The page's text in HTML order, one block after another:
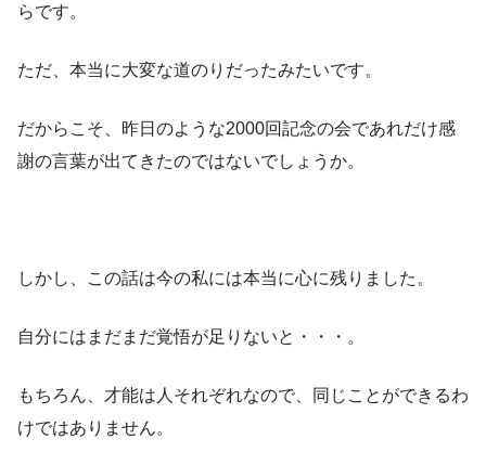
らです。
ただ、本当に大変な道のりだったみたいです。
だからこそ、昨日のような2000回記念の会であれだけ感
謝の言葉が出てきたのではないでしょうか。
しかし、この話は今の私には本当に心に残りました。
自分にはまだまだ覚悟が足りないと・・・。
もちろん、才能は人それぞれなので、同じことができるわ
けではありません。